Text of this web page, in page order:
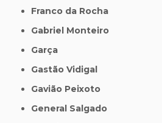
Franco da Rocha
Gabriel Monteiro
Garça
Gastão Vidigal
Gavião Peixoto
General Salgado